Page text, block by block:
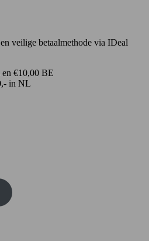
veilige betaalmethode via IDeal
€10,00 BE
in NL